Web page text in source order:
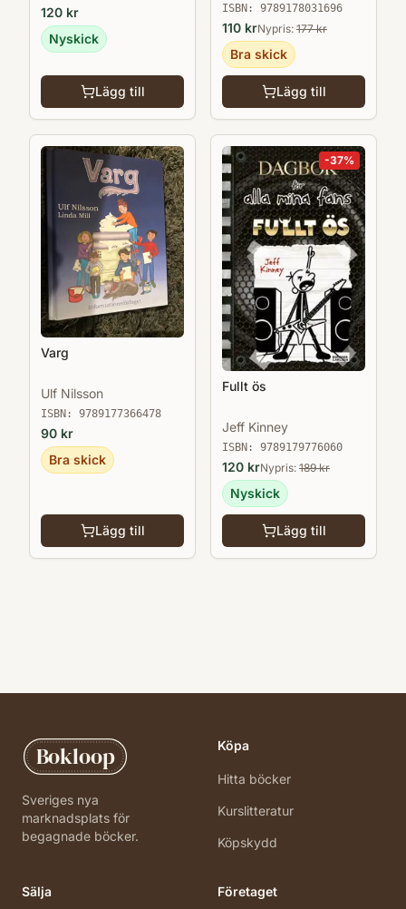
120 kr
Nyskick
Lägg till
ISBN: 9789178031696
110 krNypris: 177kr
Bra skick
Lägg till
Varg
Ulf Nilsson
ISBN: 9789177366478
90 kr
Bra skick
Lägg till
-37%
Fullt ös
Jeff Kinney
ISBN: 9789179776060
120 krNypris: 189kr
Nyskick
Lägg till
Bokloop
Sveriges nya
marknadsplats för
begagnade böcker.
Köpa
Hitta böcker
Kurslitteratur
Köpskydd
Sälja Företaget